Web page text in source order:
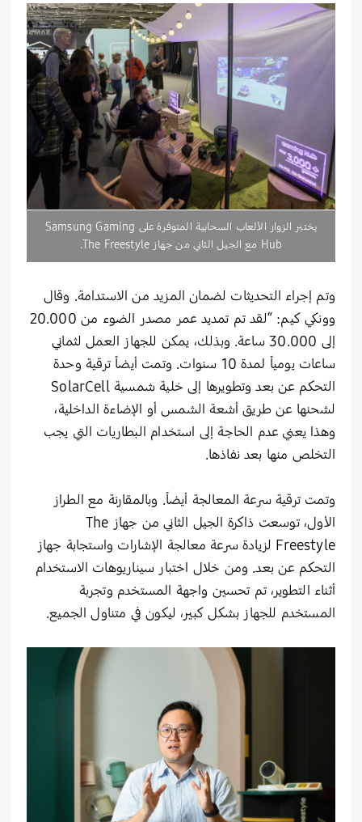
يختبر الزوار الألعاب السحابية المتوفرة على Samsung Gaming
Hub مع الجيل الثاني من جهاز The Freestyle.
وتم إجراء التحديثات لضمان المزيد من الاستدامة. وقال
وونكي كيم: “لقد تم تمديد عمر مصدر الضوء من 20.000
إلى 30.000 ساعة. وبذلك، يمكن للجهاز العمل لثماني
ساعات يومياً لمدة 10 سنوات. وتمت أيضاً ترقية وحدة
التحكم عن بعد وتطويرها إلى خلية شمسية SolarCell
لشحنها عن طريق أشعة الشمس أو الإضاءة الداخلية،
وهذا يعني عدم الحاجة إلى استخدام البطاريات التي يجب
التخلص منها بعد نفاذها.
وتمت ترقية سرعة المعالجة أيضاً. وبالمقارنة مع الطراز
الأول، توسعت ذاكرة الجيل الثاني من جهاز The
Freestyle لزيادة سرعة معالجة الإشارات واستجابة جهاز
التحكم عن بعد. ومن خلال اختبار سيناريوهات الاستخدام
أثناء التطوير، تم تحسين واجهة المستخدم وتجربة
المستخدم للجهاز بشكل كبير، ليكون في متناول الجميع.